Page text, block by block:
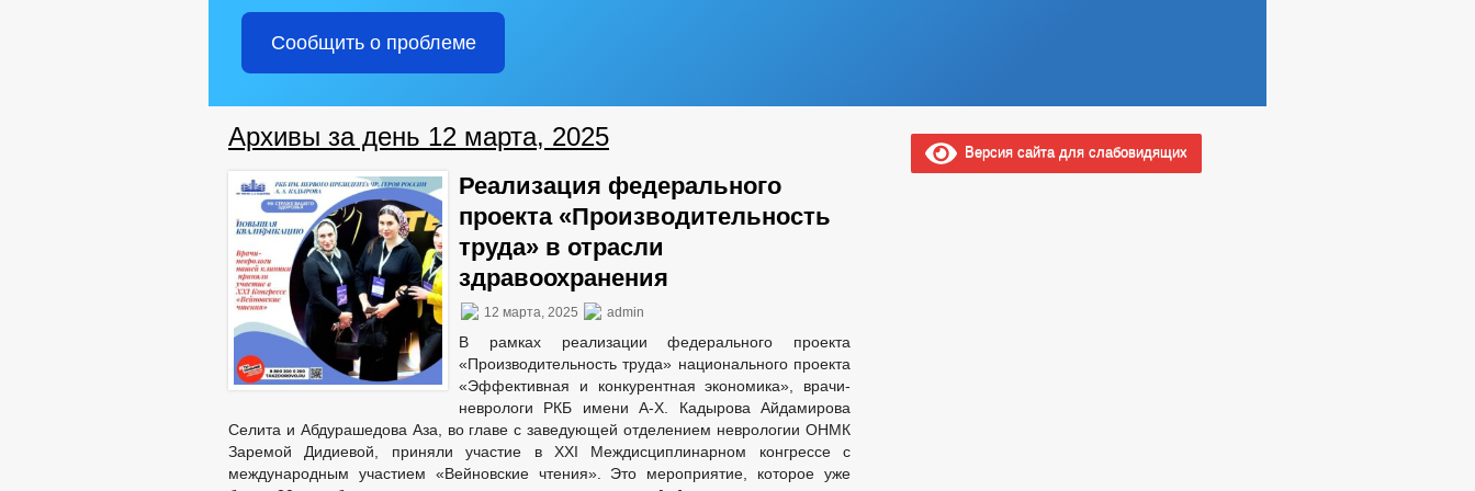
Сообщить о проблеме
Архивы за день 12 марта, 2025
Реализация федерального
проекта «Производительность
труда» в отрасли
здравоохранения
12 марта, 2025 admin
В рамках реализации федерального проекта
«Производительность труда» национального проекта
«Эффективная и конкурентная экономика», врачи-
неврологи РКБ имени А-Х. Кадырова Айдамирова
Селита и Абдурашедова Аза, во главе с заведующей отделением неврологии ОНМК
Заремой Дидиевой, приняли участие в XXI Междисциплинарном конгрессе с
международным участием «Вейновские чтения». Это мероприятие, которое уже
Версия сайта для слабовидящих